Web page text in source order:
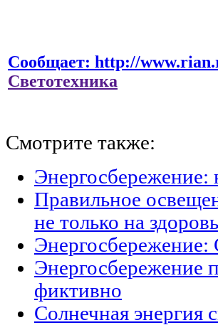
Сообщает: http://
Светотехника
Смотрите также:
Энергосбережение:
Правильное
не только на
Энергосбережение
фиктивно
Солнечная энергия